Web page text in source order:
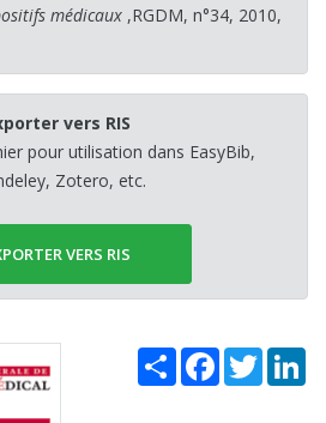
médicaux ,RGDM, n°34, 2010,
vers RIS
pour utilisation dans EasyBib,
Zotero, etc.
VERS RIS
Share Facebook
Twitter